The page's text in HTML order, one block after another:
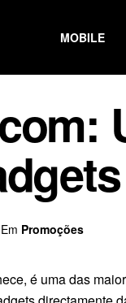
MOBILE
Em Promoções
é uma das